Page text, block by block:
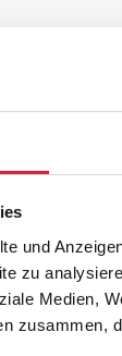
und
zu
Medien,
zusammen,
Führung und